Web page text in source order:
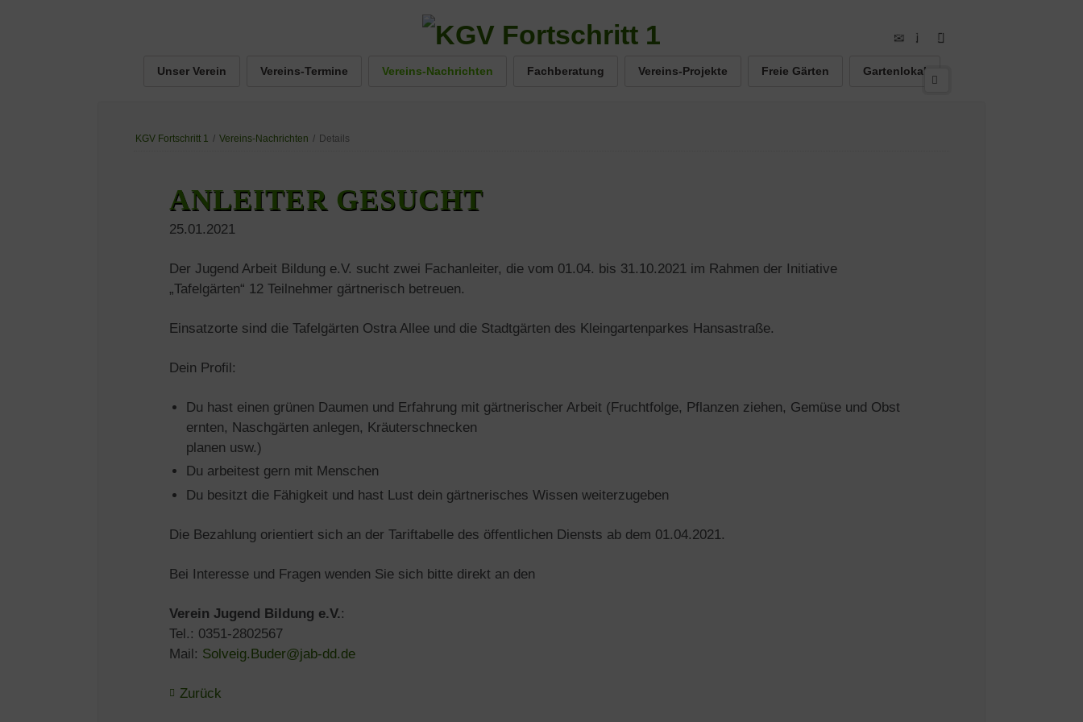
Unser Verein Vereins-Termine Vereins-Nachrichten Fachberatung Vereins-Projekte Freie Gärten Gartenlokal
KGV Fortschritt 1 / Vereins-Nachrichten / Details
ANLEITER GESUCHT
25.01.2021
Der Jugend Arbeit Bildung e.V. sucht zwei Fachanleiter, die vom 01.04. bis 31.10.2021 im Rahmen der Initiative
„Tafelgärten“ 12 Teilnehmer gärtnerisch betreuen.
Einsatzorte sind die Tafelgärten Ostra Allee und die Stadtgärten des Kleingartenparkes Hansastraße.
Dein Profil:
Du hast einen grünen Daumen und Erfahrung mit gärtnerischer Arbeit (Fruchtfolge, Pflanzen ziehen, Gemüse und Obst
ernten, Naschgärten anlegen, Kräuterschnecken
planen usw.)
Du arbeitest gern mit Menschen
Du besitzt die Fähigkeit und hast Lust dein gärtnerisches Wissen weiterzugeben
Die Bezahlung orientiert sich an der Tariftabelle des öffentlichen Diensts ab dem 01.04.2021.
Bei Interesse und Fragen wenden Sie sich bitte direkt an den
Verein Jugend Bildung e.V.:
Tel.: 0351-2802567
Mail: Solveig.Buder@jab-dd.de
Zurück